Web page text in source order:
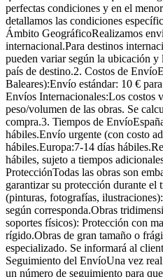
perfectas condiciones y en el
detallamos las condiciones
Ámbito GeográficoRealizamos
internacional.Para destinos
pueden variar según la ubicación y
país de destino.2. Costos de
Baleares):Envío estándar: 10 €
Envíos Internacionales:Los costos
peso/volumen de las obras. Se
compra.3. Tiempos de
hábiles.Envío urgente (con costo
hábiles.Europa:7-14 días
hábiles, sujeto a tiempos
ProtecciónTodas las obras son
garantizar su protección durante el
(pinturas, fotografías,
según corresponda.Obras
soportes físicos): Protección con
rígido.Obras de gran tamaño o
especializado. Se informará al
Seguimiento del EnvíoUna vez
un número de seguimiento para